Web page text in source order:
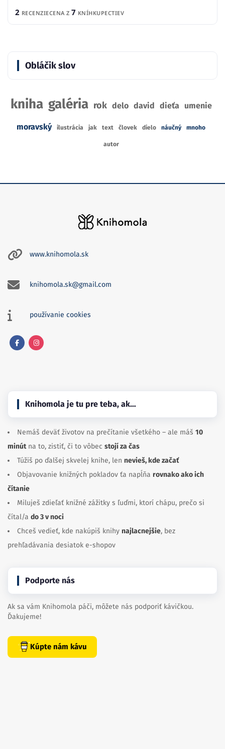
2 RECENZIECENA Z 7 KNÍHKUPECTIEV
Obláčik slov
kniha galéria rok delo david dieťa umenie
moravský ilustrácia jak text človek dielo náučný mnoho
autor
www.knihomola.sk
knihomola.sk@gmail.com
používanie cookies
Knihomola je tu pre teba, ak…
Nemáš deväť životov na prečítanie všetkého – ale máš 10
minútna to, zistiť, či to vôbec stojí za čas
Túžiš po ďalšej skvelej knihe, len nevieš, kde začať
Objavovanie knižných pokladov ťa napĺňa rovnako ako ich
čítanie
Miluješ zdieľať knižné zážitky s ľuďmi, ktorí chápu, prečo si
čítal/a do 3 v noci
Chceš vedieť, kde nakúpiš knihy najlacnejšie, bez
prehľadávania desiatok e-shopov
Podporte nás
Ak sa vám Knihomola páči, môžete nás podporiť kávičkou.
Ďakujeme!
Kúpte nám kávu